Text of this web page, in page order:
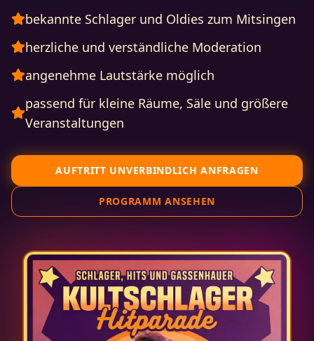
bekannte Schlager und Oldies zum Mitsingen
herzliche und verständliche Moderation
angenehme Lautstärke möglich
passend für kleine Räume, Säle und größere
Veranstaltungen
AUFTRITT UNVERBINDLICH ANFRAGEN
PROGRAMM ANSEHEN